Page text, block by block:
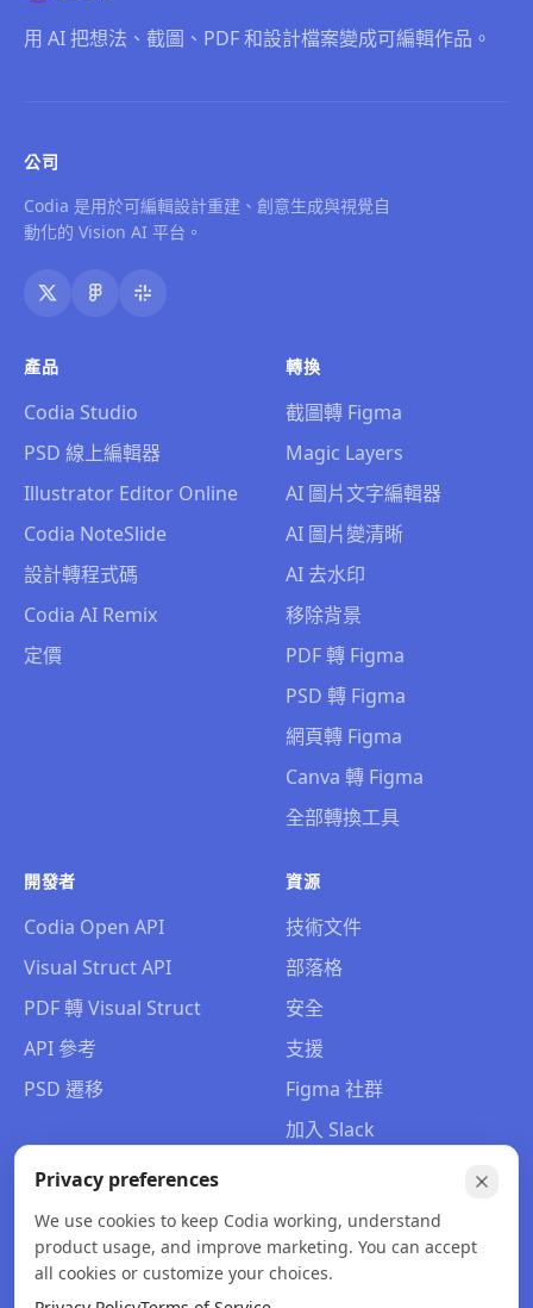
用 AI 把想法、截圖、PDF 和設計檔案變成可編輯作品。
公司
Codia 是用於可編輯設計重建、創意生成與視覺自
動化的 Vision AI 平台。
產品
Codia Studio
PSD 線上編輯器
Illustrator Editor Online
Codia NoteSlide
設計轉程式碼
Codia AI Remix
定價
轉換
截圖轉 Figma
Magic Layers
AI 圖片文字編輯器
AI 圖片變清晰
AI 去水印
移除背景
PDF 轉 Figma
PSD 轉 Figma
網頁轉 Figma
Canva 轉 Figma
全部轉換工具
開發者
Codia Open API
Visual Struct API
PDF 轉 Visual Struct
API 參考
PSD 遷移
資源
技術文件
部落格
安全
支援
Figma 社群
加入 Slack
聯絡我們
Privacy preferences
We use cookies to keep Codia working, understand
product usage, and improve marketing. You can accept
all cookies or customize your choices.